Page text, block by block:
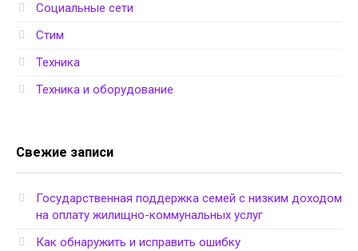
Социальные сети
Стим
Техника
Техника и оборудование
Свежие записи
Государственная поддержка семей с низким доходом
на оплату жилищно-коммунальных услуг
Как обнаружить и исправить ошибку